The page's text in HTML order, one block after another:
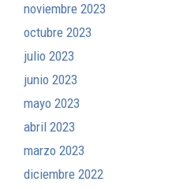
noviembre 2023
octubre 2023
julio 2023
junio 2023
mayo 2023
abril 2023
marzo 2023
diciembre 2022